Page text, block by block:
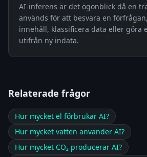
AI-inferens är det ögonblick då en
används för att besvara en
innehåll, klassificera data eller göra
utifrån ny indata.
Relaterade frågor
Hur mycket el förbrukar AI?
Hur mycket vatten använder AI?
Hur mycket CO₂ producerar AI?